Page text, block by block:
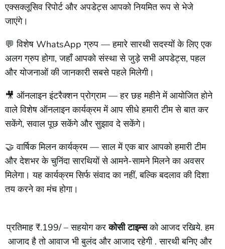
एक्सक्लूसिव रिपोर्ट और अपडेट्स आपको नियमित रूप से भेजे
जाएंगे।
💬 विशेष WhatsApp ग्रुप — हमारे सारथी सदस्यों के लिए एक
अलग ग्रुप होगा, जहाँ आपको संस्था से जुड़े सभी अपडेट्स, पहल
और योजनाओं की जानकारी सबसे पहले मिलेगी।
🎥 ऑनलाइन इंटरैक्शन प्रोग्राम — हर छह महीने में आयोजित होने
वाले विशेष ऑनलाइन कार्यक्रम में आप सीधे हमारी टीम से बात कर
सकेंगे, सवाल पूछ सकेंगे और सुझाव दे सकेंगे।
🤝 वार्षिक मिलन कार्यक्रम — साल में एक बार आपको हमारी टीम
और देशभर के चुनिंदा सारथियों से आमने-सामने मिलने का अवसर
मिलेगा। यह कार्यक्रम सिर्फ संवाद का नहीं, बल्कि बदलाव की दिशा
तय करने का मंच होगा।
प्रतिमाह ₹.199/ – सहयोग करकोसी टाइम्सको आजद रखिये. हम
आजाद है तो आवाज भी बुलंद और आजाद रहेगी . सारथी बनिए और